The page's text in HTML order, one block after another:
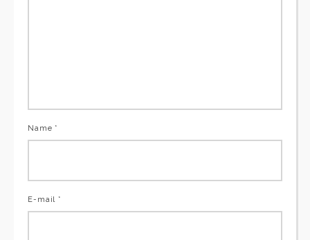
Name *
E-mail *